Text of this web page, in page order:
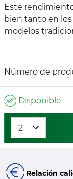
Este
bien tanto en
modelos
Número de
Disponible
Relación